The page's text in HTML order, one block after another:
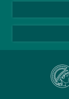
Schulen
Studierende
YouTube